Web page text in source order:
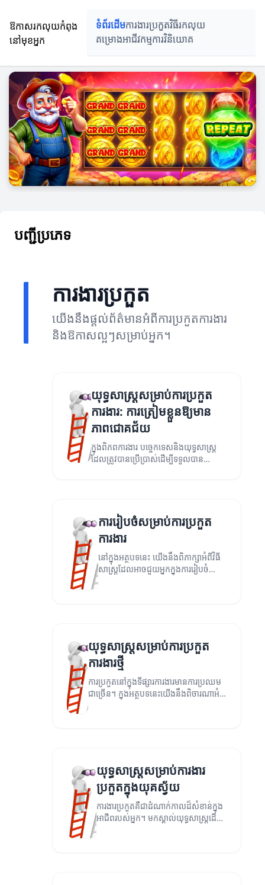
ឱកាសរកលុយកំពុង
នៅមុខអ្នក
ទំព័រដើមការងារប្រកួតវិធីរកលុយ
គម្រោងអាជីវកម្មការវិនិយោគ
បញ្ជីប្រភេទ
ការងារប្រកួត
យើងនឹងផ្តល់ព័ត៌មានអំពីការប្រកួតការងារ
និងឱកាសល្អៗសម្រាប់អ្នក។
យុទ្ធសាស្ត្រសម្រាប់ការប្រកួត
ការងារ: ការត្រៀមខ្លួនឱ្យមាន
ភាពជោគជ័យ
ក្នុងពិភពការងារ បច្ចេកទេសនិងយុទ្ធសាស្ត្រ
ដែលត្រូវបានប្រើប្រាស់ដើម្បីទទួលបាន
ការរៀបចំ​សម្រាប់​ការ​ប្រកួត​
ការងារ
នៅក្នុងអត្ថបទនេះ យើងនឹងពិភាក្សាអំពីវិធី
សាស្ត្រដែលអាចជួយអ្នកក្នុងការរៀបចំ
យុទ្ធសាស្ត្រសម្រាប់ការប្រកួត
ការងារថ្មី
ការប្រកួតនៅក្នុងទីផ្សារការងារមានការប្រឈម
ជាច្រើន។ ក្នុងអត្ថបទនេះយើងនឹងពិចារណាអំពី
យុទ្ធសាស្ត្រដើម្បីជួយអ្នកប្រឈមមុខនឹងការ
យុទ្ធសាស្ត្រសម្រាប់ការងារ
ប្រកួតក្នុងយុគស្វ័យ
ការងារប្រកួតគឺជាដំណាក់កាលដ៏សំខាន់ក្នុង
អាជីពរបស់អ្នក។ មកស្គាល់យុទ្ធសាស្ត្រដើម្បី
កែលម្អសមត្ថភាពរបស់អ្នក។